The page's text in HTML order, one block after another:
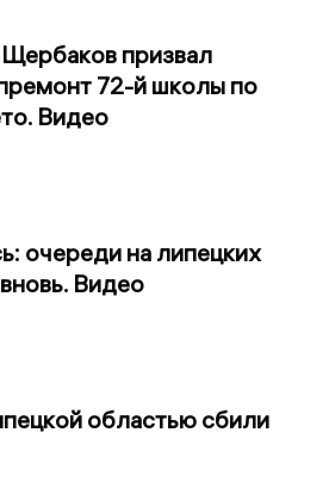
призвал
72-й школы по
Видео
очереди на липецких
Видео
областью сбили